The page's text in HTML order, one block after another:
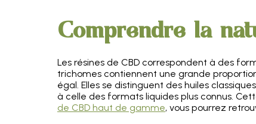
Comprendre la
Les résines de CBD correspondent à des
trichomes contiennent une grande
égal. Elles se distinguent des huiles
à celle des formats liquides plus connus.
de CBD haut de gamme, vous pourrez